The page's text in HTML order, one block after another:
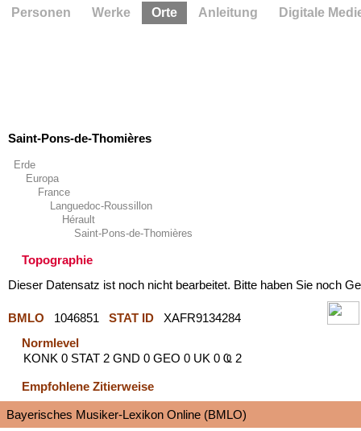
Saint-Pons-de-Thomières
Erde
Europa
France
Languedoc-Roussillon
Hérault
Saint-Pons-de-Thomières
Topographie
Dieser Datensatz ist noch nicht bearbeitet. Bitte haben Sie noch
BMLO 1046851 STAT ID
XAFR9134284
Normlevel
KONK 0 STAT 2 GND 0 GEO 0 UK 0 Ҩ 2
Empfohlene Zitierweise
Bayerisches Musiker-Lexikon Online (BMLO)
Personen Werke Orte Anleitung Digitale